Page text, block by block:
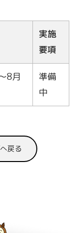
実施
要項
8月
準備
中
戻る